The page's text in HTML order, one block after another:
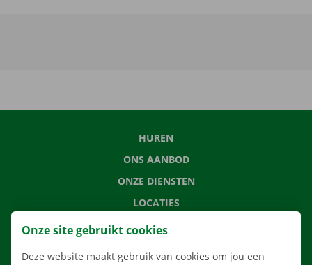
HUREN
ONS AANBOD
ONZE DIENSTEN
LOCATIES
APP
Onze site gebruikt cookies
Deze website maakt gebruik van cookies om jou een